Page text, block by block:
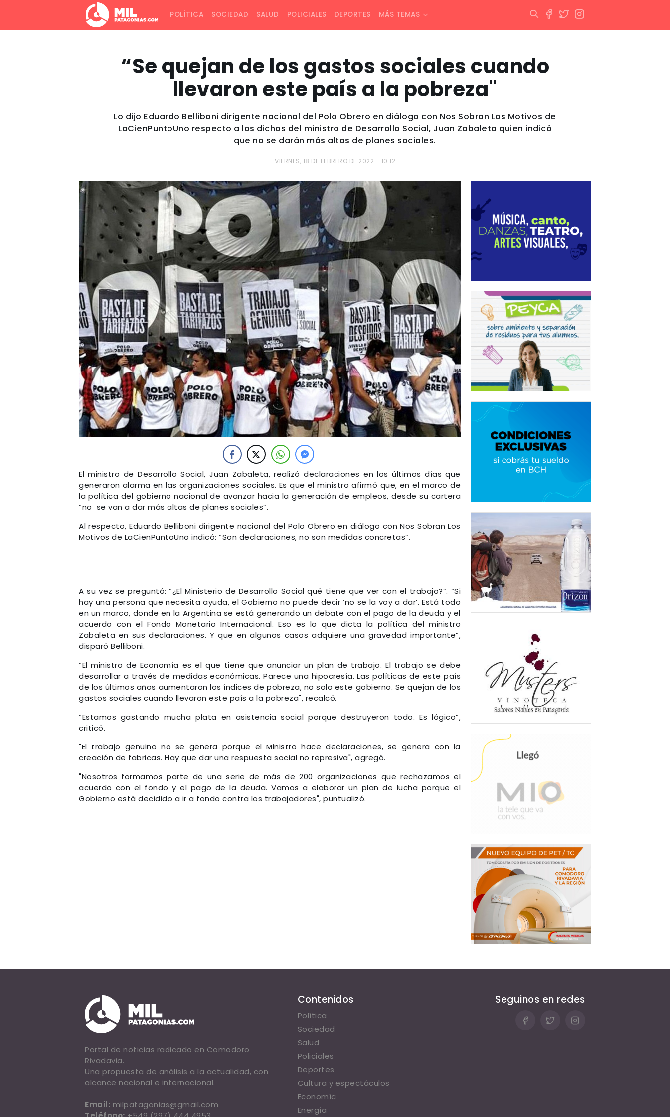
POLÍTICA SOCIEDAD SALUD POLICIALES DEPORTES MÁS TEMAS
“Se quejan de los gastos sociales cuando
llevaron este país a la pobreza"
Lo dijo Eduardo Belliboni dirigente nacional del Polo Obrero en diálogo con Nos Sobran Los Motivos de
LaCienPuntoUno respecto a los dichos del ministro de Desarrollo Social, Juan Zabaleta quien indicó
que no se darán más altas de planes sociales.
VIERNES, 18 DE FEBRERO DE 2022 - 10:12
El ministro de Desarrollo Social, Juan Zabaleta, realizó declaraciones en los últimos días que
generaron alarma en las organizaciones sociales. Es que el ministro afirmó que, en el marco de
la política del gobierno nacional de avanzar hacia la generación de empleos, desde su cartera
“no se van a dar más altas de planes sociales”.
Al respecto, Eduardo Belliboni dirigente nacional del Polo Obrero en diálogo con Nos Sobran Los
Motivos de LaCienPuntoUno indicó: “Son declaraciones, no son medidas concretas”.
A su vez se preguntó: “¿El Ministerio de Desarrollo Social qué tiene que ver con el trabajo?”. “Si
hay una persona que necesita ayuda, el Gobierno no puede decir ‘no se la voy a dar’. Está todo
en un marco, donde en la Argentina se está generando un debate con el pago de la deuda y el
acuerdo con el Fondo Monetario Internacional. Eso es lo que dicta la política del ministro
Zabaleta en sus declaraciones. Y que en algunos casos adquiere una gravedad importante”,
disparó Belliboni.
“El ministro de Economía es el que tiene que anunciar un plan de trabajo. El trabajo se debe
desarrollar a través de medidas económicas. Parece una hipocresía. Las políticas de este país
de los últimos años aumentaron los índices de pobreza, no solo este gobierno. Se quejan de los
gastos sociales cuando llevaron este país a la pobreza", recalcó.
“Estamos gastando mucha plata en asistencia social porque destruyeron todo. Es lógico”,
criticó.
"El trabajo genuino no se genera porque el Ministro hace declaraciones, se genera con la
creación de fabricas. Hay que dar una respuesta social no represiva", agregó.
"Nosotros formamos parte de una serie de más de 200 organizaciones que rechazamos el
acuerdo con el fondo y el pago de la deuda. Vamos a elaborar un plan de lucha porque el
Gobierno está decidido a ir a fondo contra los trabajadores", puntualizó.
Portal de noticias radicado en Comodoro
Rivadavia.
Una propuesta de análisis a la actualidad, con
alcance nacional e internacional.
Email: milpatagonias@gmail.com
Contenidos
Política
Sociedad
Salud
Policiales
Deportes
Cultura y espectáculos
Economía
Energía
Seguinos en redes